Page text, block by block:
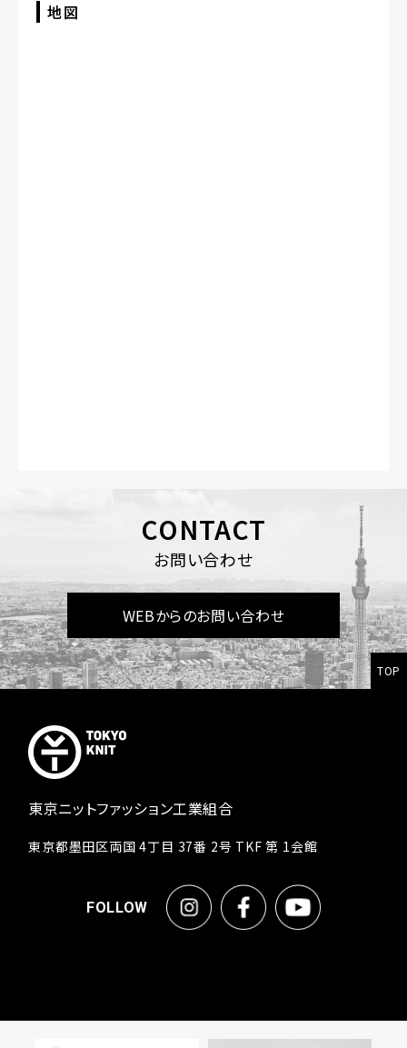
地図
TOP
CONTACT
お問い合わせ
WEBからのお問い合わせ
東京ニットファッション工業組合
東京都墨田区両国 4丁目 37番 2号 TKF 第 1会館
FOLLOW